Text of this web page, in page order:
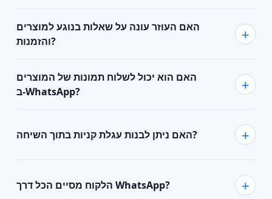
האם העוזר עונה על שאלות בנוגע למוצרים
והזמנות?
האם הוא יכול לשלוח תמונות של המוצרים
ב‑WhatsApp?
האם ניתן לבנות עגלת קניות בתוך השיחה?
הלקוח מסיים הכל דרך WhatsApp?